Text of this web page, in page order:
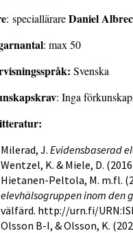
: speciallärareDaniel
: max 50
Svenska
: Inga
Milerad, J. Evidensbaserad
Wentzel, K. & Miele, D.
Hietanen-Peltola, M. m.fl.
elevhälsogruppen inom den
välfärd. http://urn.fi/
Olsson B-I, & Olsson, K.